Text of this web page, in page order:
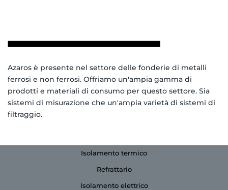
Azaros è presente nel settore delle fonderie di metalli
ferrosi e non ferrosi. Offriamo un'ampia gamma di
prodotti e materiali di consumo per questo settore. Sia
sistemi di misurazione che un'ampia varietà di sistemi di
filtraggio.
Isolamento termico
Refrattario
Isolamento elettrico